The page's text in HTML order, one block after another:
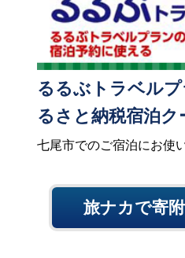
るるぶトラベル
るさと納税宿泊ク
七尾市でのご宿泊にお使
旅ナカで寄